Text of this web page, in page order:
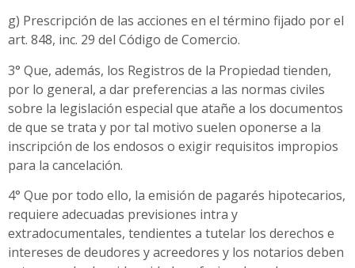
g) Prescripción de las acciones en el término fijado por el
art. 848, inc. 29 del Código de Comercio.
3° Que, además, los Registros de la Propiedad tienden,
por lo general, a dar preferencias a las normas civiles
sobre la legislación especial que atañe a los documentos
de que se trata y por tal motivo suelen oponerse a la
inscripción de los endosos o exigir requisitos impropios
para la cancelación.
4° Que por todo ello, la emisión de pagarés hipotecarios,
requiere adecuadas previsiones intra y
extradocumentales, tendientes a tutelar los derechos e
intereses de deudores y acreedores y los notarios deben